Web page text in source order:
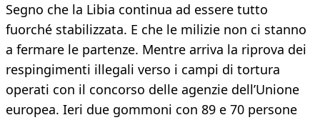
Segno che la Libia continua ad essere tutto
fuorché stabilizzata. E che le milizie non ci stanno
a fermare le partenze. Mentre arriva la riprova dei
respingimenti illegali verso i campi di tortura
operati con il concorso delle agenzie dell’Unione
europea. Ieri due gommoni con 89 e 70 persone